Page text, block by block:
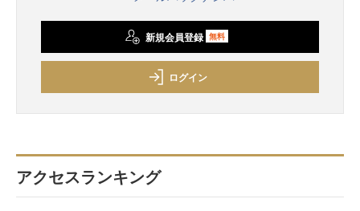
新規会員登録 無料
ログイン
アクセスランキング